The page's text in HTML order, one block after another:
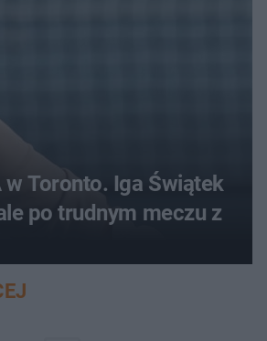
w Toronto. Iga Świątek
po trudnym meczu z